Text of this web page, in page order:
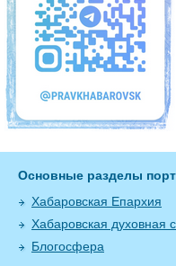
Основные разделы
Хабаровская Епархия
Хабаровская духовная
Блогосфера